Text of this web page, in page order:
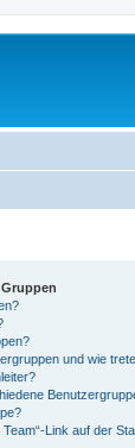
und wie
Link auf der